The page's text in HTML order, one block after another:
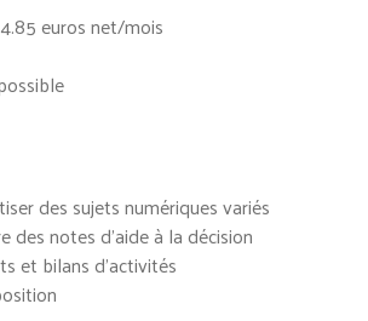
euros net/mois
des sujets numériques variés
des notes d’aide à la décision
et bilans d’activités